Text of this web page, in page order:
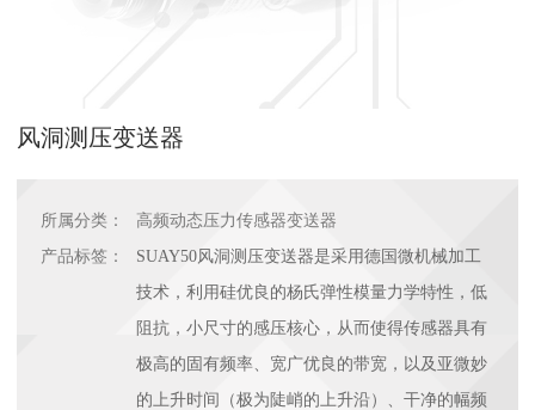
风洞测压变送器
所属分类：
高频动态压力传感器变送器
产品标签：
SUAY50风洞测压变送器是采用德国微机械加工
技术，利用硅优良的杨氏弹性模量力学特性，低
阻抗，小尺寸的感压核心，从而使得传感器具有
极高的固有频率、宽广优良的带宽，以及亚微妙
的上升时间（极为陡峭的上升沿）、干净的幅频